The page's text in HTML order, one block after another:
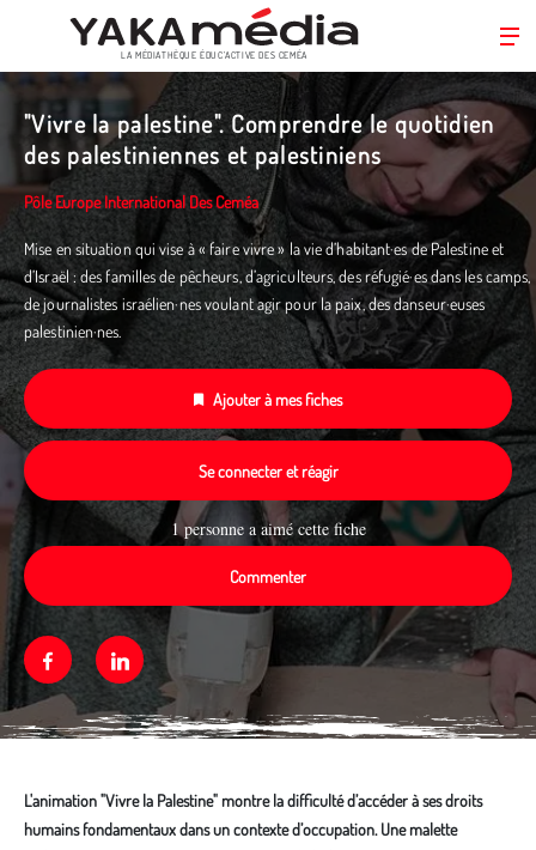
Aller
contenu
principal
LA MÉDIATHÈQUE ÉDUC’ACTIVE DES CEMÉA
"Vivre la palestine". Comprendre le quotidien
des palestiniennes et palestiniens
Pôle Europe International Des Ceméa
Mise en situation qui vise à « faire vivre » la vie d’habitant·es de Palestine et
d’Israël : des familles de pêcheurs, d’agriculteurs, des réfugié·es dans les camps,
de journalistes israélien·nes voulant agir pour la paix, des danseur·euses
palestinien·nes.
Ajouter à mes fiches
Se connecter et réagir
1 personne a aimé cette fiche
Commenter
FacebookLinkedin
L'animation "Vivre la Palestine" montre la difficulté d’accéder à ses droits
humains fondamentaux dans un contexte d’occupation. Une malette